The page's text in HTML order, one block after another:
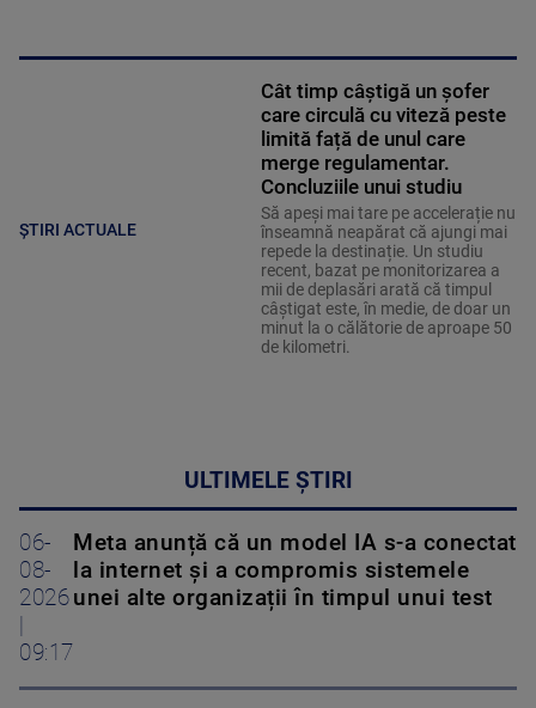
ȘTIRI ACTUALE
Cât timp câștigă un șofer
care circulă cu viteză peste
limită față de unul care
merge regulamentar.
Concluziile unui studiu
Să apeși mai tare pe accelerație nu
înseamnă neapărat că ajungi mai
repede la destinație. Un studiu
recent, bazat pe monitorizarea a
mii de deplasări arată că timpul
câștigat este, în medie, de doar un
minut la o călătorie de aproape 50
de kilometri.
ULTIMELE ȘTIRI
06-
08-
2026
09:17
Meta anunță că un model IA s-a conectat
la internet și a compromis sistemele
unei alte organizații în timpul unui test